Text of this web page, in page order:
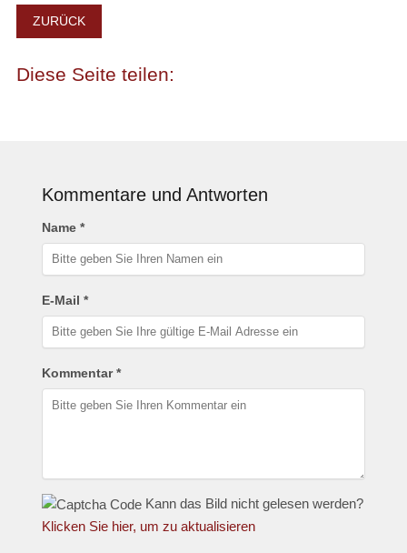
ZURÜCK
Kommentare und Antworten
Name *
E-Mail *
Kommentar *
Kann das Bild nicht gelesen werden?
Klicken Sie hier, um zu aktualisieren